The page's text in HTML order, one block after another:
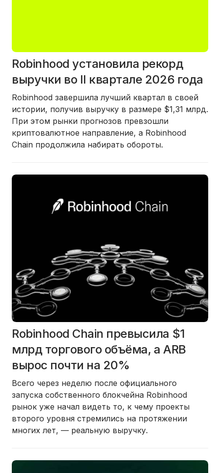
Robinhood установила рекорд
выручки во II квартале 2026 года
Robinhood завершила лучший квартал в своей
истории, получив выручку в размере $1,31 млрд.
При этом рынки прогнозов превзошли
криптовалютное направление, а Robinhood
Chain продолжила набирать обороты.
Robinhood Chain превысила $1
млрд торгового объёма, а ARB
вырос почти на 20%
Всего через неделю после официального
запуска собственного блокчейна Robinhood
рынок уже начал видеть то, к чему проекты
второго уровня стремились на протяжении
многих лет, — реальную выручку.